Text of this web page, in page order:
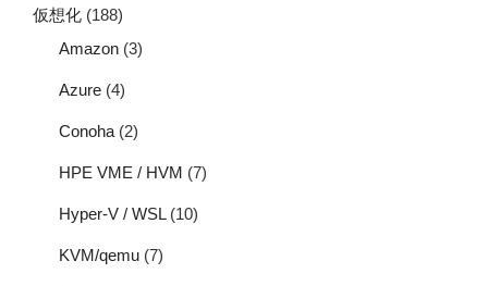
仮想化 (188)
Amazon (3)
Azure (4)
Conoha (2)
HPE VME / HVM (7)
Hyper-V / WSL(10)
KVM/qemu (7)